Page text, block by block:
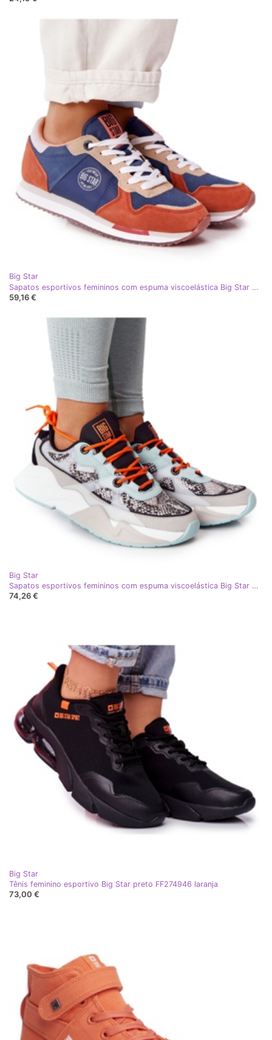
Big Star
Sapatos esportivos femininos com espuma viscoelástica Big Star HH274567 azul-laranja
59,16 €
Big Star
Sapatos esportivos femininos com espuma viscoelástica Big Star HH274324 cinza-verde laranja
74,26 €
Big Star
Tênis feminino esportivo Big Star preto FF274946 laranja
73,00 €